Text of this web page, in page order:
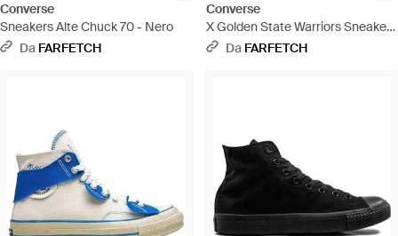
Converse
Sneakers Alte Chuck 70 - Nero
Da FARFETCH
Converse
X Golden State Warriors Sneakers
Alte Chuck Taylor All Star 70 - Blu
Da FARFETCH